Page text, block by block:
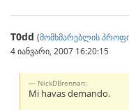
T0dd (მომხმარებლის
4 იანვარი, 2007 16:20:15
NickDBrennan:
Mi havas demando.